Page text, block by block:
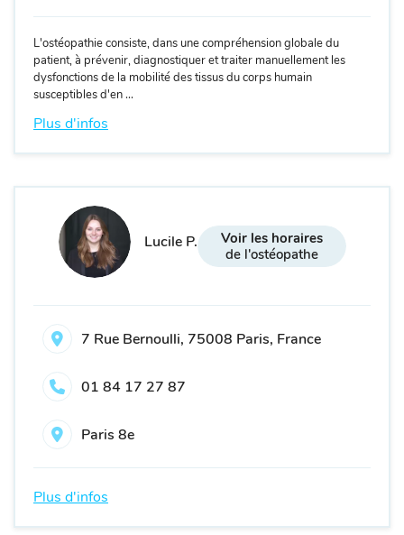
L'ostéopathie consiste, dans une compréhension globale du
patient, à prévenir, diagnostiquer et traiter manuellement les
dysfonctions de la mobilité des tissus du corps humain
susceptibles d'en ...
Plus d'infos
Lucile P.
Voir les horaires
de l'ostéopathe
7 Rue Bernoulli, 75008 Paris, France
01 84 17 27 87
Paris 8e
Plus d'infos